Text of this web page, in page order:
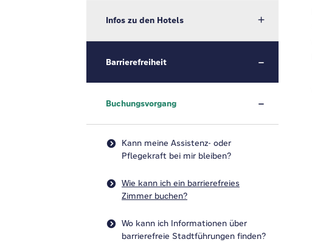
Infos zu den Hotels
Barrierefreiheit
Buchungsvorgang
Kann meine Assistenz- oder
Pflegekraft bei mir bleiben?
Wie kann ich ein barrierefreies
Zimmer buchen?
Wo kann ich Informationen über
barrierefreie Stadtführungen finden?